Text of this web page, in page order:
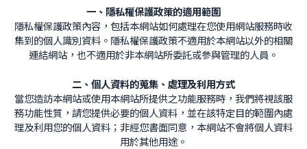
一、隱私權保護政策的適用範圍
隱私權保護政策內容，包括本網站如何處理在您使用網站服務時收
集到的個人識別資料。隱私權保護政策不適用於本網站以外的相關
連結網站，也不適用於非本網站所委託或參與管理的人員。
二、個人資料的蒐集、處理及利用方式
當您造訪本網站或使用本網站所提供之功能服務時，我們將視該服
務功能性質，請您提供必要的個人資料，並在該特定目的範圍內處
理及利用您的個人資料；非經您書面同意，本網站不會將個人資料
用於其他用途。